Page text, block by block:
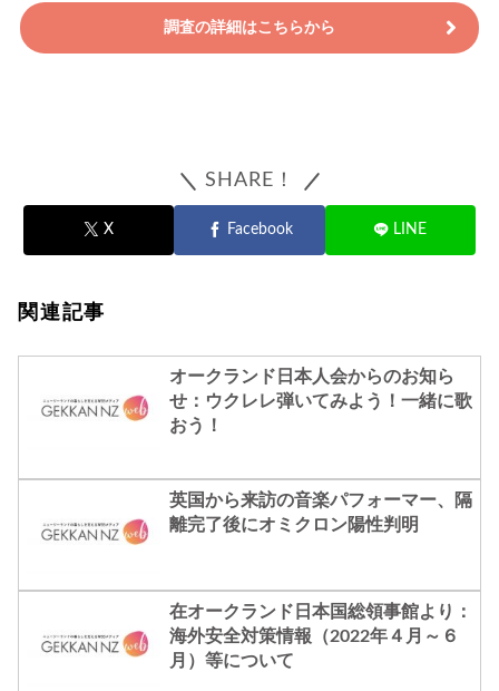
調査の詳細はこちらから
SHARE！
X Facebook LINE
関連記事
オークランド日本人会からのお知ら
せ：ウクレレ弾いてみよう！一緒に歌
おう！
英国から来訪の音楽パフォーマー、隔
離完了後にオミクロン陽性判明
在オークランド日本国総領事館より：
海外安全対策情報（2022年４月～６
月）等について